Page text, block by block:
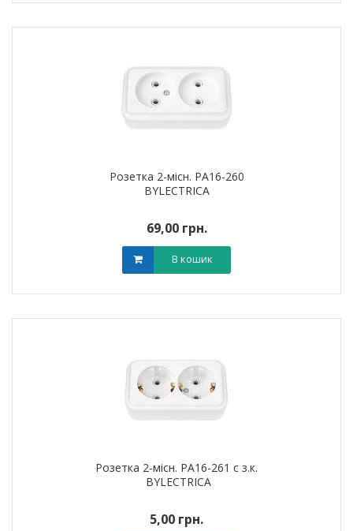
Розетка 2-місн. РА16-260
BYLECTRICA
69,00 грн.
В кошик
Розетка 2-місн. РА16-261 с з.к.
BYLECTRICA
5,00 грн.